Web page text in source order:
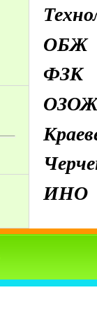
ОБЖ
ФЗК
ИНО